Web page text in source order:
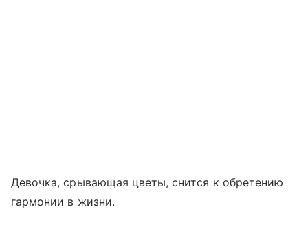
Девочка, срывающая цветы, снится к обретению
гармонии в жизни.